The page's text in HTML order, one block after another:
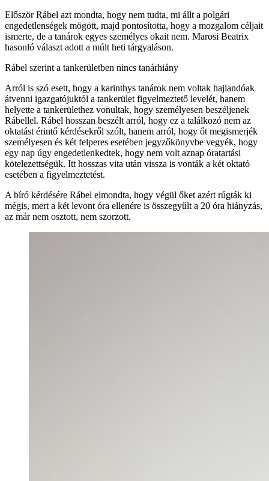
Először Rábel azt mondta, hogy nem tudta, mi állt a polgári
engedetlenségek mögött, majd pontosította, hogy a mozgalom céljait
ismerte, de a tanárok egyes személyes okait nem. Marosi Beatrix
hasonló választ adott a múlt heti tárgyaláson.
Rábel szerint a tankerületben nincs tanárhiány
Arról is szó esett, hogy a karinthys tanárok nem voltak hajlandóak
átvenni igazgatójuktól a tankerület figyelmeztető levelét, hanem
helyette a tankerülethez vonultak, hogy személyesen beszéljenek
Rábellel. Rábel hosszan beszélt arról, hogy ez a találkozó nem az
oktatást érintő kérdésekről szólt, hanem arról, hogy őt megismerjék
személyesen és két felperes esetében jegyzőkönyvbe vegyék, hogy
egy nap úgy engedetlenkedtek, hogy nem volt aznap óratartási
kötelezettségük. Itt hosszas vita után vissza is vonták a két oktató
esetében a figyelmeztetést.
A bíró kérdésére Rábel elmondta, hogy végül őket azért rúgták ki
mégis, mert a két levont óra ellenére is összegyűlt a 20 óra hiányzás,
az már nem osztott, nem szorzott.